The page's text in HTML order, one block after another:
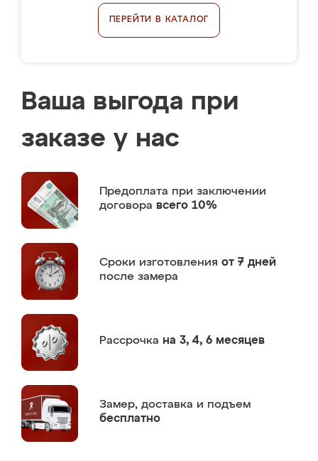
ПЕРЕЙТИ В КАТАЛОГ
Ваша выгода при
заказе у нас
Предоплата при заключении
договора всего 10%
Сроки изготовления от 7 дней
после замера
Рассрочка на 3, 4, 6 месяцев
Замер, доставка и подъем
бесплатно